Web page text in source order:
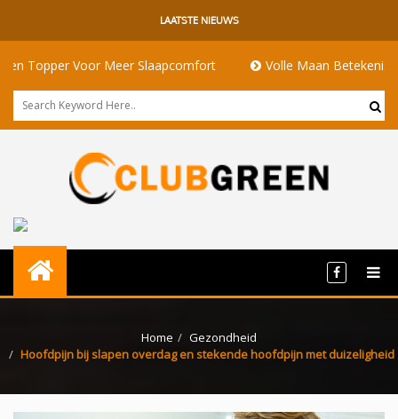
LAATSTE NIEUWS
Meer Slaapcomfort Volle Maan Betekenis: Energie,
Home
Gezondheid
Hoofdpijn bij slapen overdag en stekende hoofdpijn met duizeligheid